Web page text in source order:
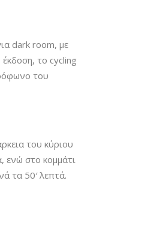
dark room, με
το cycling
του
του κύριου
ενώ στο κομμάτι
τα 50′ λεπτά.